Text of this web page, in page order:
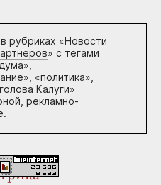
рубриках «Новости
» с тегами
«политика»,
Калуги»
рекламно-